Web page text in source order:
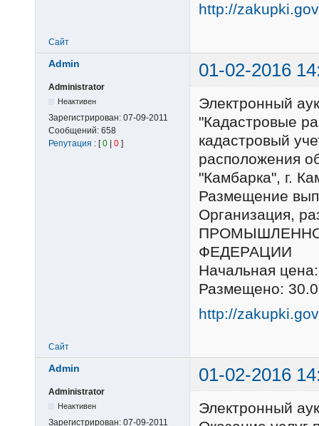
http://
Сайт
Admin 01-02-2016
Administrator
Неактивен
Зарегистрирован: 07-09-2011
Сообщений: 658
Репутация : [0 0 ]
Электронный
"Кадастровые
кадастровый
расположения
"Камбарка", г.
Размещение
Организация,
ФЕДЕРАЦИИ
Начальная
Размещено:
http://
Сайт
Admin 01-02-2016
Administrator
Неактивен
Зарегистрирован: 07-09-2011
Электронный